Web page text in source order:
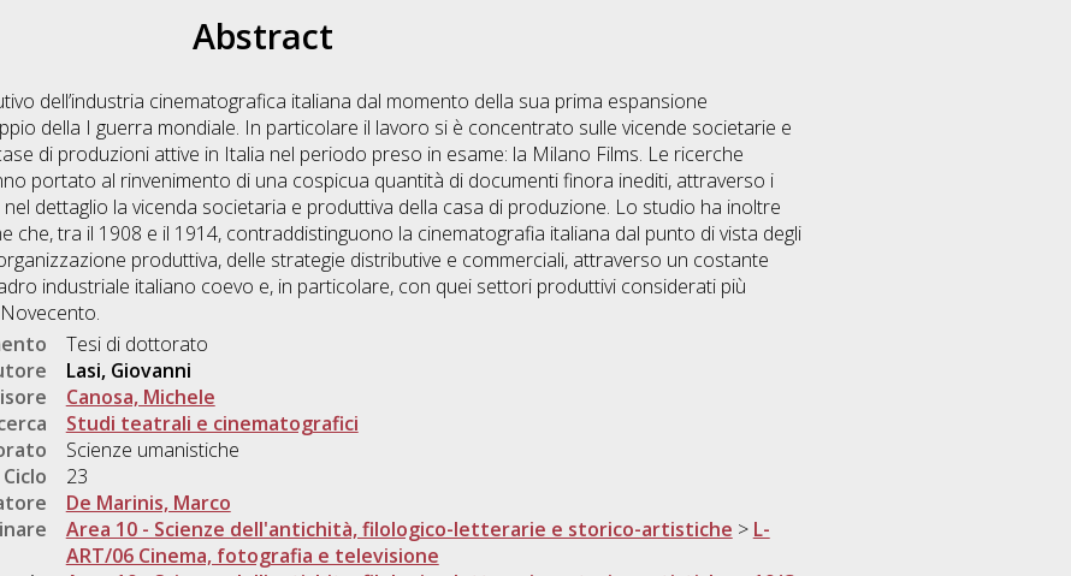
Abstract
dell’industria cinematografica italiana dal momento della sua prima espansione
della I guerra mondiale. In particolare il lavoro si è concentrato sulle vicende societarie e
di produzioni attive in Italia nel periodo preso in esame: la Milano Films. Le ricerche
portato al rinvenimento di una cospicua quantità di documenti finora inediti, attraverso i
dettaglio la vicenda societaria e produttiva della casa di produzione. Lo studio ha inoltre
che, tra il 1908 e il 1914, contraddistinguono la cinematografia italiana dal punto di vista degli
produttiva, delle strategie distributive e commerciali, attraverso un costante
industriale italiano coevo e, in particolare, con quei settori produttivi considerati più
Tesi di dottorato
Lasi, Giovanni
Canosa, Michele
Studi teatrali e cinematografici
Scienze umanistiche
Ciclo
23
De Marinis, Marco
Area 10 - Scienze dell'antichità, filologico-letterarie e storico-artistiche > L-
ART/06 Cinema, fotografia e televisione